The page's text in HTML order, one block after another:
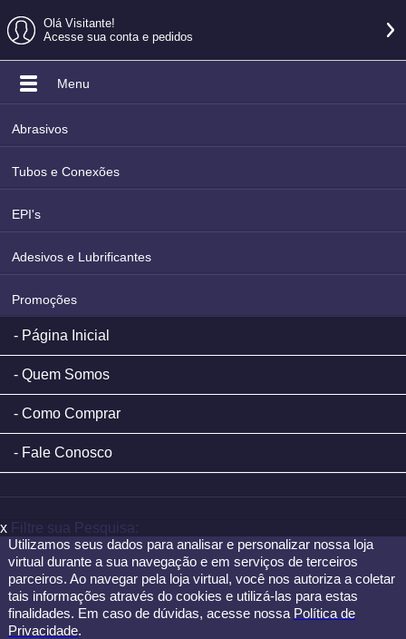
Olá Visitante!
Acesse sua conta e pedidos
Menu
Abrasivos
Tubos e Conexões
EPI's
Adesivos e Lubrificantes
Promoções
Página Inicial
Quem Somos
Como Comprar
Fale Conosco
x Filtre sua Pesquisa:
Utilizamos seus dados para analisar e personalizar nossa loja
virtual durante a sua navegação e em serviços de terceiros
parceiros. Ao navegar pela loja virtual, você nos autoriza a coletar
tais informações através do cookies e utilizá-las para estas
finalidades. Em caso de dúvidas, acesse nossa Política de
Privacidade.